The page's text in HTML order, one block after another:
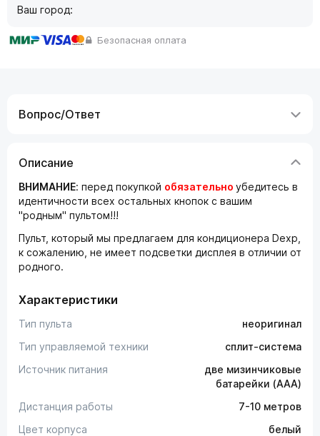
Ваш город:
Безопасная оплата
Вопрос/Ответ
Описание
ВНИМАНИЕ: перед покупкой обязательно убедитесь в
идентичности всех остальных кнопок с вашим
"родным" пультом!!!
Пульт, который мы предлагаем для кондиционера Dexp,
к сожалению, не имеет подсветки дисплея в отличии от
родного.
Характеристики
Тип пульта
неоригинал
Тип управляемой техники
сплит-система
Источник питания
две мизинчиковые
батарейки (AAA)
Дистанция работы
7-10 метров
Цвет корпуса
белый